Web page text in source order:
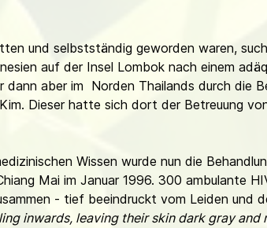
und selbstständig geworden waren,
auf der Insel Lombok nach einem
aber im Norden Thailands durch die
Dieser hatte sich dort der Betreuung
Wissen wurde nun die
Mai im Januar 1996. 300 ambulante
- tief beeindruckt vom Leiden und
inwards, leaving their skin dark gray